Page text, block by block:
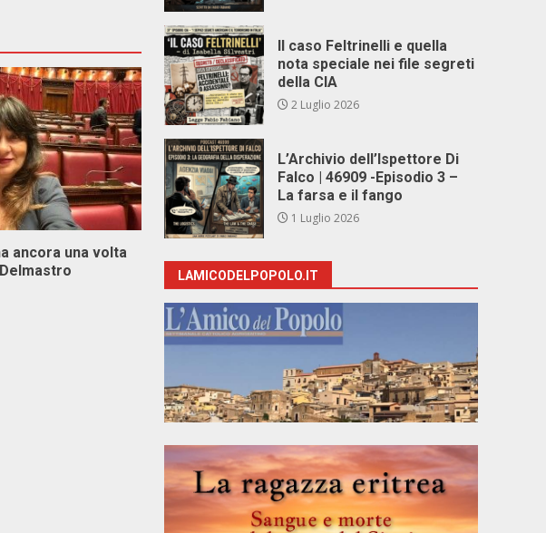
ancora una volta
Il caso Feltrinelli e quella
nota speciale nei file segreti
della CIA
2 Luglio 2026
L’Archivio dell’Ispettore Di
Falco | 46909 -Episodio 3 –
La farsa e il fango
1 Luglio 2026
LAMICODELPOPOLO.IT